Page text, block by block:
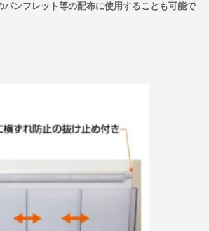
パンフレット等の配布に使用することも可能で